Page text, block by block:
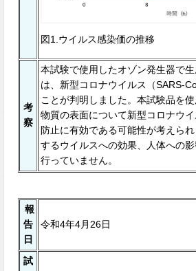
図1.ウイルス感染価の推移
考
察
本試験で使⽤したオゾン発生器で
は、新型コロナウイルス（SARS-
ことが判明しました。本試験品を使
物質の表面について新型コロナウ
防止に有効である可能性が考えら
するウイルスへの効果、⼈体への
⾏っていません。
報
告
日
令和4年4月26日
試